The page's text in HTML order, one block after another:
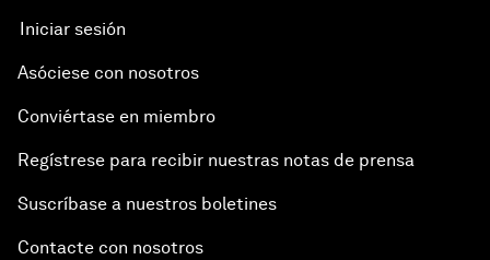
Iniciar sesión
Asóciese con nosotros
Conviértase en miembro
Regístrese para recibir nuestras notas de prensa
Suscríbase a nuestros boletines
Contacte con nosotros